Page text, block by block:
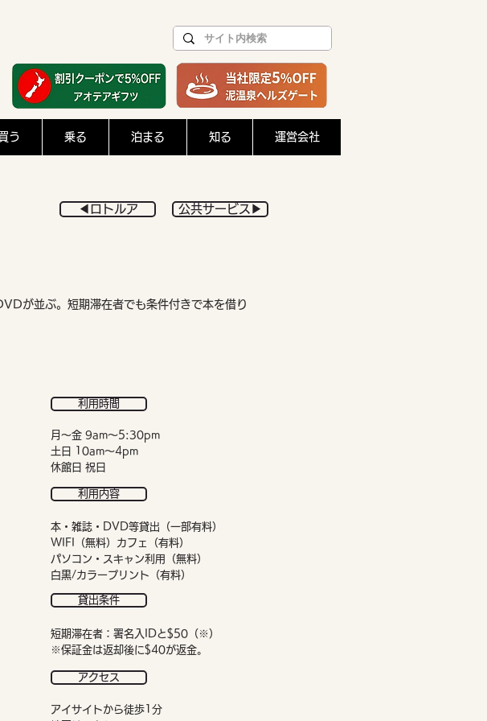
う 乗る 泊まる 知る 運営会社
◀︎ロトルア 公共サービス▶︎
が並ぶ。短期滞在者でも条件付きで本を借り
利用時間
月〜金 9am〜5:30pm
土日 10am〜4pm
休館日 祝日
利用内容
​本・雑誌・DVD等貸出（一部有料）
WIFI（無料）カフェ（有料）
パソコン・スキャン利用（無料）
白黒/カラープリント（有料）
貸出条件
短期滞在者：署名入IDと$50（※）
※保証金は返却後に$40が返金。
アクセス
アイサイトから徒歩1分